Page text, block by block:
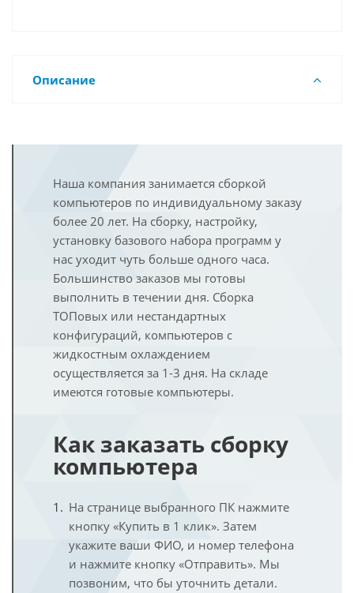
Описание
Наша компания занимается сборкой
компьютеров по индивидуальному заказу
более 20 лет. На сборку, настройку,
установку базового набора программ у
нас уходит чуть больше одного часа.
Большинство заказов мы готовы
выполнить в течении дня. Сборка
ТОПовых или нестандартных
конфигураций, компьютеров с
жидкостным охлаждением
осуществляется за 1-3 дня. На складе
имеются готовые компьютеры.
Как заказать сборку
компьютера
На странице выбранного ПК нажмите
кнопку «Купить в 1 клик». Затем
укажите ваши ФИО, и номер телефона
и нажмите кнопку «Отправить». Мы
позвоним, что бы уточнить детали.